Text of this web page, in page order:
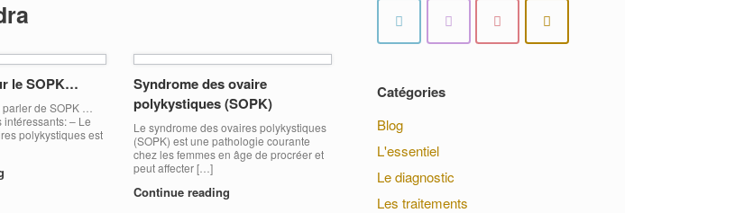
le SOPK…
de SOPK …
– Le
polykystiques est
Syndrome des ovaire
polykystiques (SOPK)
Le syndrome des ovaires polykystiques
(SOPK) est une pathologie courante
chez les femmes en âge de procréer et
peut affecter […]
Continue reading
Catégories
Blog
L'essentiel
Le diagnostic
Les traitements